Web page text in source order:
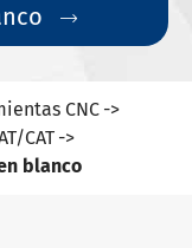

CNC
CAT
blanco